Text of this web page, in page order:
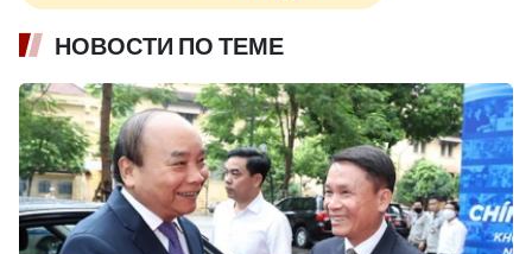
НОВОСТИ ПО ТЕМЕ